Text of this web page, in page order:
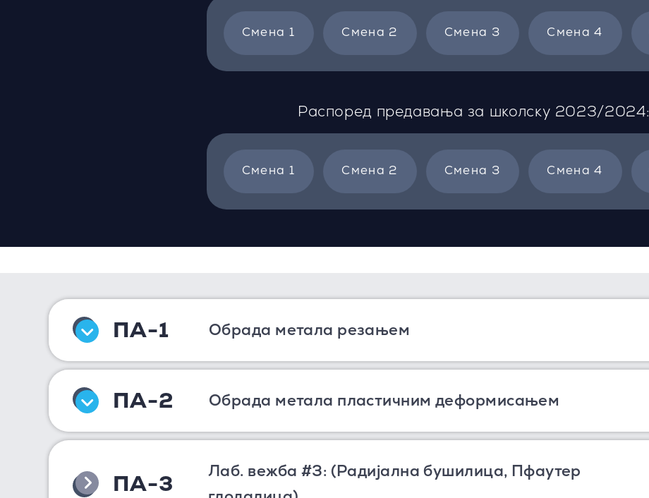
Смена 1 Смена 2 Смена 3 Смена 4
Распоред предавања за школску 2023/2024:
Смена 1 Смена 2 Смена 3 Смена 4
ПА-1 Обрада метала резањем
ПА-2 Обрада метала пластичним деформисањем
ПА-3
Лаб. вежба #3: (Радијална бушилица, Пфаутер